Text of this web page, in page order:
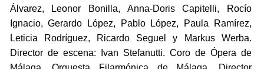
Álvarez, Leonor Bonilla, Anna-Doris Capitelli, Rocío
Ignacio, Gerardo López, Pablo López, Paula Ramírez,
Leticia Rodríguez, Ricardo Seguel y Markus Werba.
Director de escena: Ivan Stefanutti. Coro de Ópera de